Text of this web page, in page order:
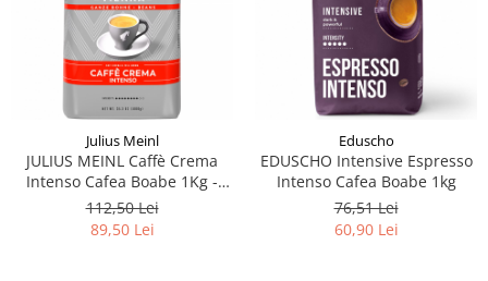
Julius Meinl
JULIUS MEINL Caffè Crema
Intenso Cafea Boabe 1Kg -
Promo August
112,50 Lei
89,50 Lei
Eduscho
EDUSCHO Intensive Espresso
Intenso Cafea Boabe 1kg
76,51 Lei
60,90 Lei